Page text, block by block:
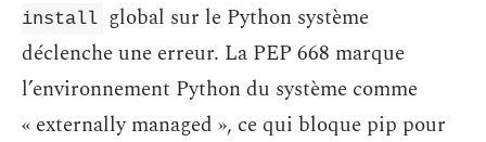
install global sur le Python système
déclenche une erreur. La PEP 668 marque
l’environnement Python du système comme
« externally managed », ce qui bloque pip pour